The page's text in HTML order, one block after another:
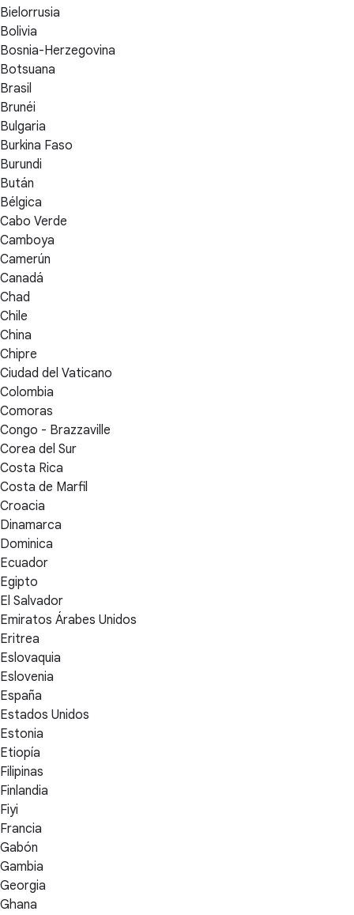
Bielorrusia
Bolivia
Bosnia-Herzegovina
Botsuana
Brasil
Brunéi
Bulgaria
Burkina Faso
Burundi
Bután
Bélgica
Cabo Verde
Camboya
Camerún
Canadá
Chad
Chile
China
Chipre
Ciudad del Vaticano
Colombia
Comoras
Congo - Brazzaville
Corea del Sur
Costa Rica
Costa de Marfil
Croacia
Dinamarca
Dominica
Ecuador
Egipto
El Salvador
Emiratos Árabes Unidos
Eritrea
Eslovaquia
Eslovenia
España
Estados Unidos
Estonia
Etiopía
Filipinas
Finlandia
Fiyi
Francia
Gabón
Gambia
Georgia
Ghana